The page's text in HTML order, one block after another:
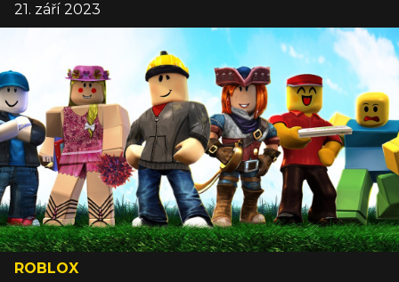
21. září 2023
ROBLOX